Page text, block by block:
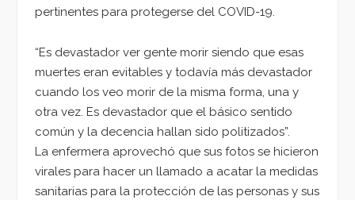
pertinentes para protegerse del COVID-19.
“Es devastador ver gente morir siendo que esas
muertes eran evitables y todavía más devastador
cuando los veo morir de la misma forma, una y
otra vez. Es devastador que el básico sentido
común y la decencia hallan sido politizados”.
La enfermera aprovechó que sus fotos se hicieron
virales para hacer un llamado a acatar la medidas
sanitarias para la protección de las personas y sus